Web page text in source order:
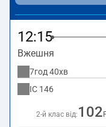
12:15
Вжешня
7год 40хв
IC 146
2-й клас від: 102